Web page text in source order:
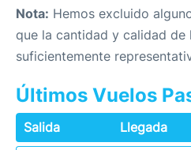
Nota: Hemos excluido
que la cantidad y calidad de
suficientemente
Últimos Vuelos
Salida Llegada